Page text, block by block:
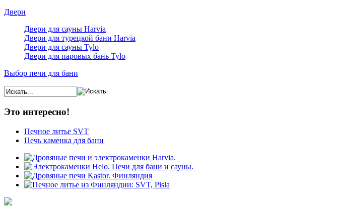
Двери
Двери для сауны Harvia
Двери для турецкой бани Harvia
Двери для сауны Tylo
Двери для паровых бань Tylo
Выбор печи для бани
Это интересно!
Печное литье SVT
Печь каменка для бани